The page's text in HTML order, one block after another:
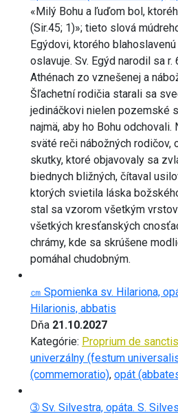
«Milý Bohu a ľuďom bol,
(Sir.45; 1)»; tieto slová
Egýdovi, ktorého
oslavuje. Sv. Egýd narodil sa
Athénach zo vznešenej a
Šľachetní rodičia starali sa
jedináčkovi nielen pozemské
najmä, aby ho Bohu
sväté reči nábožných rodičov,
skutky, ktoré objavovaly sa
biednych bližných, čítaval
ktorých svietila láska
stal sa vzorom všetkým
všetkých kresťanských
chrámy, kde sa skrúšene
pomáhal chudobným.
㎝ Spomienka sv. Hilariona,
Hilarionis, abbatis
Dňa 21.10.2027
Kategórie: Proprium de sanctis
univerzálny (festum
(commemoratio), opát
➂ Sv. Silvestra, opáta. S.